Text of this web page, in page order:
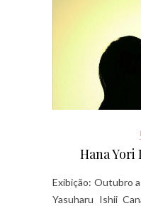
Hana Yori
Exibição: Outubro
Yasuharu Ishii